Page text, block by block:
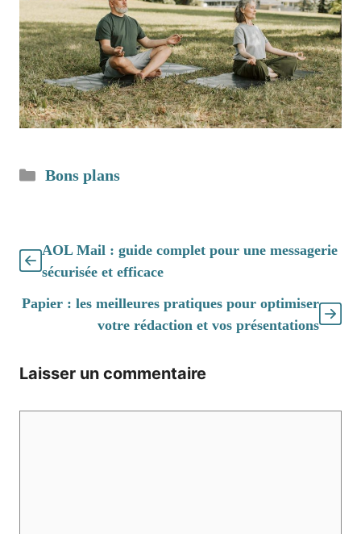
Catégories
Bons plans
AOL Mail : guide complet pour une messagerie
sécurisée et efficace
Papier : les meilleures pratiques pour optimiser
votre rédaction et vos présentations
Laisser un commentaire